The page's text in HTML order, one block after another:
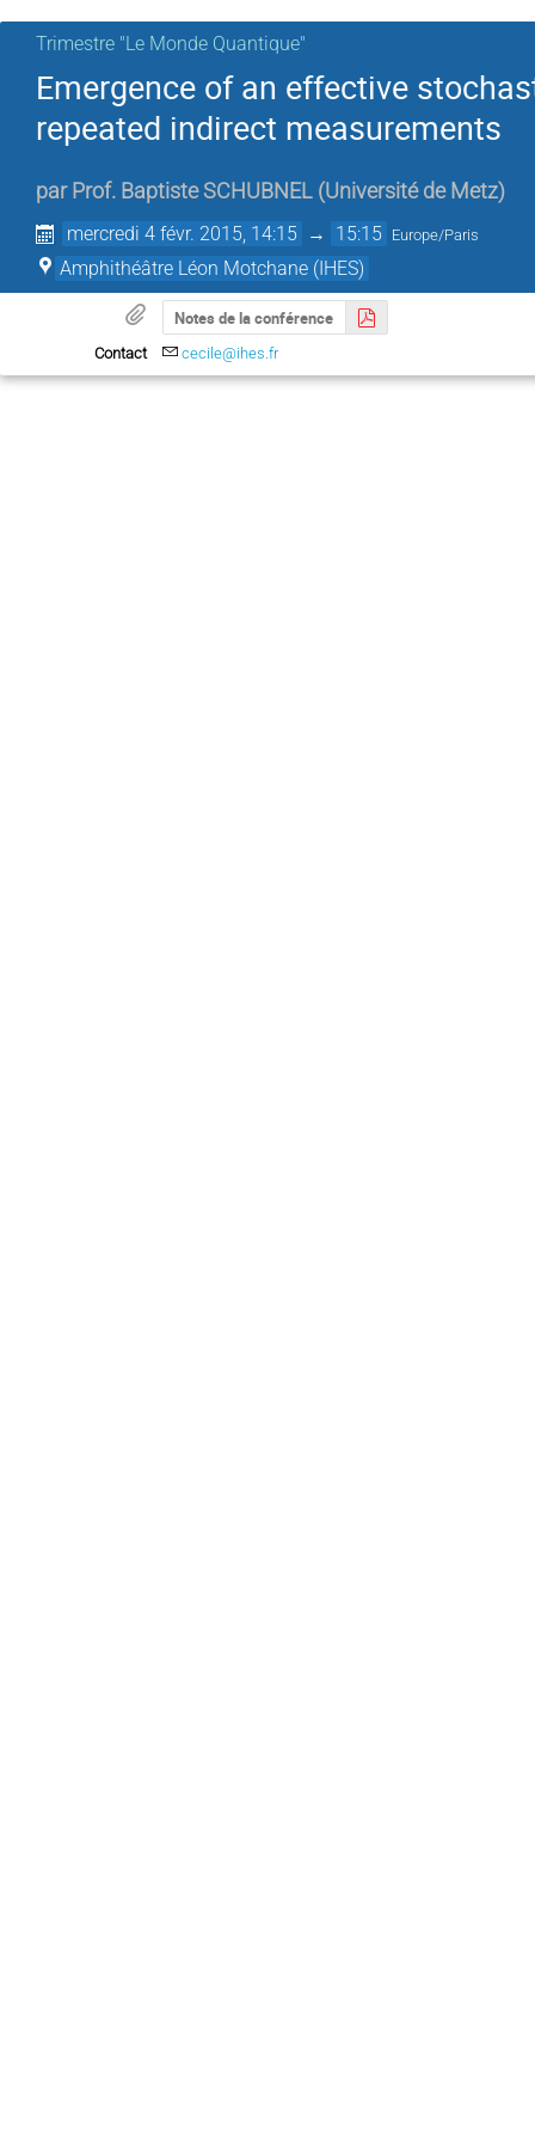
Trimestre "Le Monde Quantique"
Emergence of an effective
repeated indirect measurements
par Prof. Baptiste SCHUBNEL (Université de Metz)
mercredi 4 févr. 2015, 14:15 → 15:15 Europe/Paris
Amphithéâtre Léon Motchane (IHES)
Notes de la conférence
Contact cecile@ihes.fr